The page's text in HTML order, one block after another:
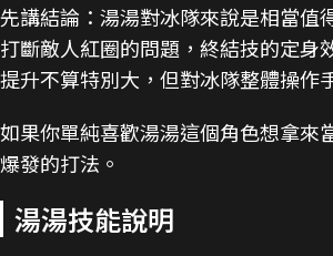
先講結論：湯湯對冰隊來說是相當值
打斷敵人紅圈的問題，終結技的定身
提升不算特別大，但對冰隊整體操作
如果你單純喜歡湯湯這個角色想拿來
爆發的打法。
湯湯技能說明